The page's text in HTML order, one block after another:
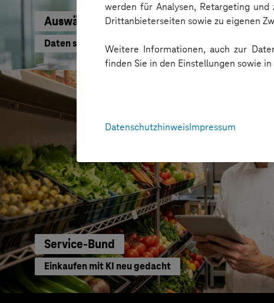
werden für Analysen, Retargeting
Drittanbieterseiten sowie zu eigenen
Weitere Informationen, auch zur
finden Sie in den Einstellungen sowie
DatenschutzhinweisImpressum
Auswärtiges Amt
Daten schneller nutzen
Service-Bund
Einkaufen mit KI neu gedacht